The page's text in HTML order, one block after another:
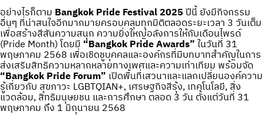
อย่างไรก็ตาม Bangkok Pride Festival 2025ปีนี้ ยังมีกิจกรรม
อื่นๆ ที่น่าสนใจอีกมากมายครอบคลุมทุกมิติตลอดระยะเวลา 3 วันเต็ม
เพื่อสร้างสีสันความสนุก ความยิ่งใหญ่อลังการให้กับเดือนไพรด์
(Pride Month) โดยมี “Bangkok Pride Awards”ในวันที่ 31
พฤษภาคม 2568 เพื่อเชิดชูบุคคลและองค์กรที่มีบทบาทสำคัญในการ
ส่งเสริมสิทธิความหลากหลายทางเพศและความเท่าเทียม พร้อมจัด
“Bangkok Pride Forum” เปิดพื้นที่เสวนาและแลกเปลี่ยนองค์ความ
รู้เกี่ยวกับ สุขภาวะ LGBTQIAN+, เศรษฐกิจสีรุ้ง, เทคโนโลยี, สิ่ง
แวดล้อม, สิทธิมนุษยชน และการศึกษา ตลอด 3 วัน ตั้งแต่วันที่ 31
พฤษภาคม ถึง 1 มิถุนายน 2568